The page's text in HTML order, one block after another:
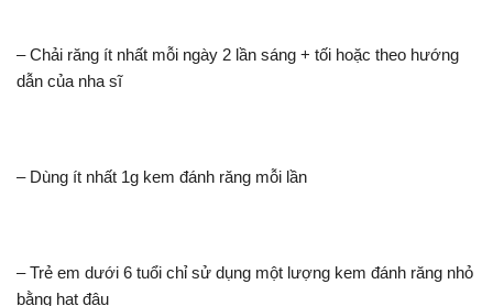
– Chải răng ít nhất mỗi ngày 2 lần sáng + tối hoặc theo hướng
dẫn của nha sĩ
– Dùng ít nhất 1g kem đánh răng mỗi lần
– Trẻ em dưới 6 tuổi chỉ sử dụng một lượng kem đánh răng nhỏ
bằng hạt đậu